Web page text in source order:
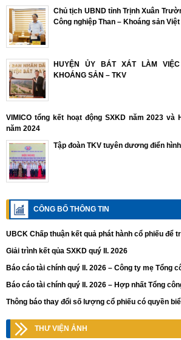
Chủ tịch UBND tỉnh Trịnh Xuân
Công nghiệp Than – Khoáng sản Việt
HUYỆN ỦY BÁT XÁT LÀM
KHOÁNG SẢN – TKV
VIMICO tổng kết hoạt động SXKD năm 2023 và
năm 2024
Tập đoàn TKV tuyên dương điển
CÔNG BỐ THÔNG TIN
UBCK Chấp thuận kết quả phát hành cổ phiếu để
Giải trình kết qủa SXKD quý II. 2026
Báo cáo tài chính quý II. 2026 – Công ty mẹ Tổng
Báo cáo tài chính quý II. 2026 – Hợp nhất Tổng
Thông báo thay đổi số lượng cổ phiếu có quyền
THƯ VIỆN ẢNH